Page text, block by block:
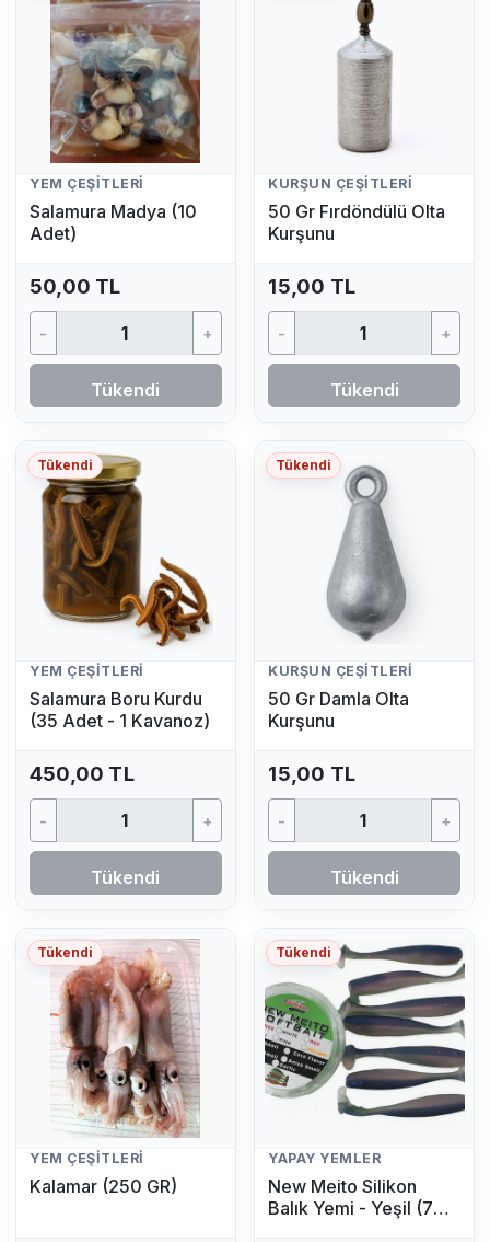
YEM ÇEŞITLERI
Salamura Madya (10
Adet)
50,00 TL
- +
Tükendi
KURŞUN ÇEŞITLERI
50 Gr Fırdöndülü Olta
Kurşunu
15,00 TL
- +
Tükendi
Tükendi
YEM ÇEŞITLERI
Salamura Boru Kurdu
(35 Adet - 1 Kavanoz)
450,00 TL
- +
Tükendi
Tükendi
KURŞUN ÇEŞITLERI
50 Gr Damla Olta
Kurşunu
15,00 TL
- +
Tükendi
Tükendi
YEM ÇEŞITLERI
Kalamar (250 GR)
Tükendi
YAPAY YEMLER
New Meito Silikon
Balık Yemi - Yeşil (7